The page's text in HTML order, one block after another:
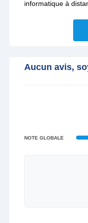
informatique à
Aucun avis,
NOTE GLOBALE